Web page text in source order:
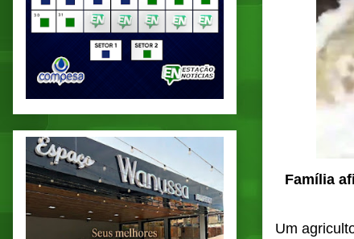
Família
Um